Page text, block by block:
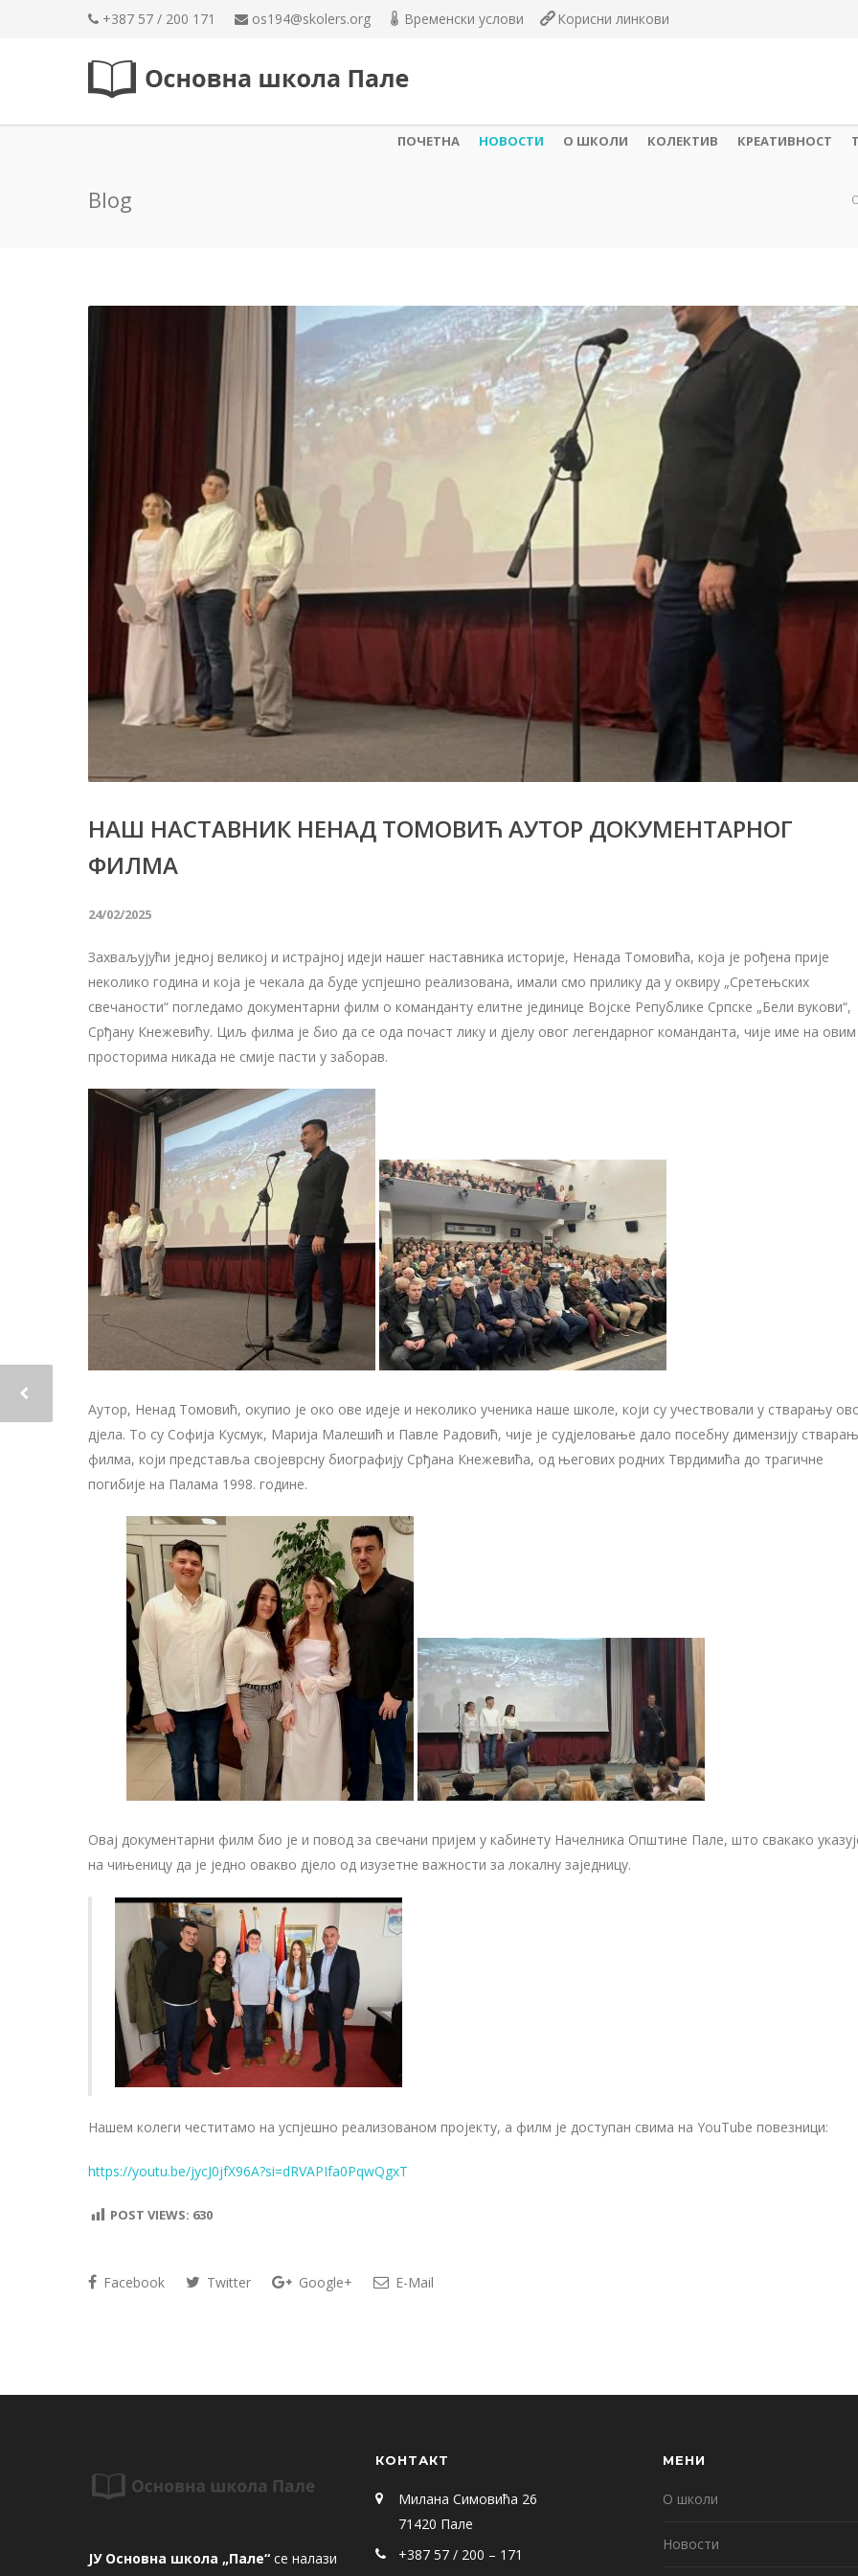
+387 57 / 200 171 os194@skolers.org Временски услови Корисни линкови
ПОЧЕТНА НОВОСТИ О ШКОЛИ КОЛЕКТИВ КРЕАТИВНОСТ
Blog
НАШ НАСТАВНИК НЕНАД ТОМОВИЋ АУТОР ДОКУМЕНТАРНОГ
ФИЛМА
24/02/2025
Захваљујући једној великој и истрајној идеји нашег наставника историје, Ненада Томовића, која је рођена прије
неколико година и која је чекала да буде успјешно реализована, имали смо прилику да у оквиру „Сретењских
свечаности“ погледамо документарни филм о команданту елитне јединице Војске Републике Српске „Бели вукови“,
Срђану Кнежевићу. Циљ филма је био да се ода почаст лику и дјелу овог легендарног команданта, чије име на овим
просторима никада не смије пасти у заборав.
Аутор, Ненад Томовић, окупио је око ове идеје и неколико ученика наше школе, који су учествовали у стварању
дјела. То су Софија Кусмук, Марија Малешић и Павле Радовић, чије је судјеловање дало посебну димензију
филма, који представља својеврсну биографију Срђана Кнежевића, од његових родних Тврдимића до трагичне
погибије на Палама 1998. године.
Овај документарни филм био је и повод за свечани пријем у кабинету Начелника Општине Пале, што свакако
на чињеницу да је једно овакво дјело од изузетне важности за локалну заједницу.
Нашем колеги честитамо на успјешно реализованом пројекту, а филм је доступан свима на YouTube повезници:
https://youtu.be/jycJ0jfX96A?si=dRVAPIfa0PqwQgxT
POST VIEWS: 630
Facebook Twitter Google+ E-Mail
ЈУ Основна школа „Пале“ се налази
КОНТАКТ
Милана Симовића 26
71420 Пале
+387 57 / 200 – 171
МЕНИ
О школи
Новости